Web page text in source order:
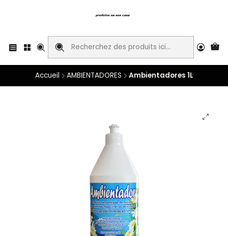
Accueil AMBIENTADORES Ambientadores 1L